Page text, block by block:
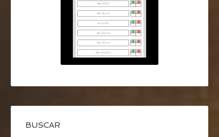
BUSCAR